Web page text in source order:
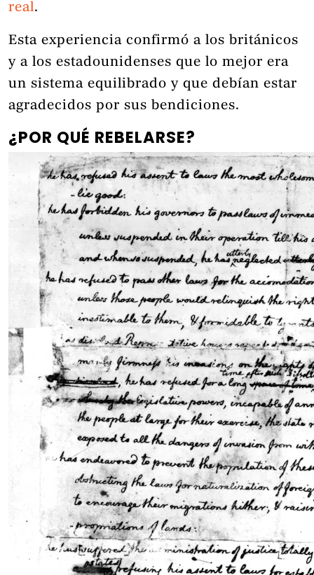
real.
Esta experiencia confirmó a los británicos
y a los estadounidenses que lo mejor era
un sistema equilibrado y que debían estar
agradecidos por sus bendiciones.
¿POR QUÉ REBELARSE?